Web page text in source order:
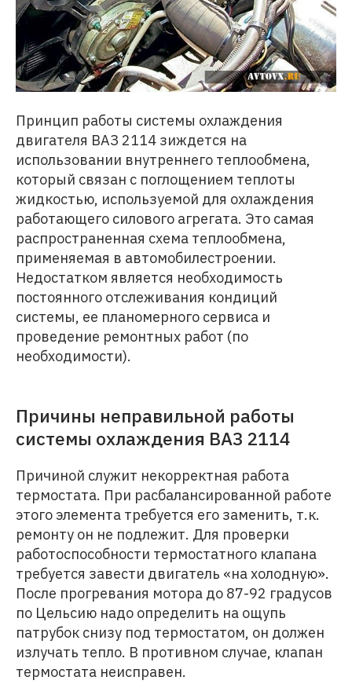
Принцип работы системы охлаждения
двигателя ВАЗ 2114 зиждется на
использовании внутреннего теплообмена,
который связан с поглощением теплоты
жидкостью, используемой для охлаждения
работающего силового агрегата. Это самая
распространенная схема теплообмена,
применяемая в автомобилестроении.
Недостатком является необходимость
постоянного отслеживания кондиций
системы, ее планомерного сервиса и
проведение ремонтных работ (по
необходимости).
Причины неправильной работы
системы охлаждения ВАЗ 2114
Причиной служит некорректная работа
термостата. При расбалансированной работе
этого элемента требуется его заменить, т.к.
ремонту он не подлежит. Для проверки
работоспособности термостатного клапана
требуется завести двигатель «на холодную».
После прогревания мотора до 87-92 градусов
по Цельсию надо определить на ощупь
патрубок снизу под термостатом, он должен
излучать тепло. В противном случае, клапан
термостата неисправен.